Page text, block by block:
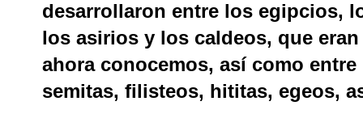
desarrollaron entre los egipcios,
los asirios y los caldeos, que
ahora conocemos, así como
semitas, filisteos, hititas, egeos,